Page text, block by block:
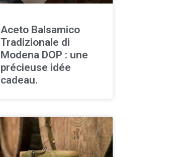
Aceto Balsamico
Tradizionale di
Modena DOP : une
précieuse idée
cadeau.